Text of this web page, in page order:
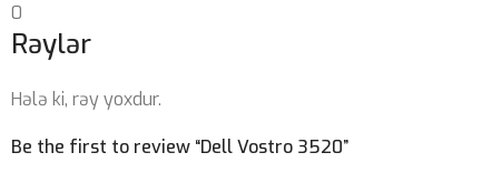
0
Rəylər
Hələ ki, rəy yoxdur.
Be the first to review “Dell Vostro 3520”